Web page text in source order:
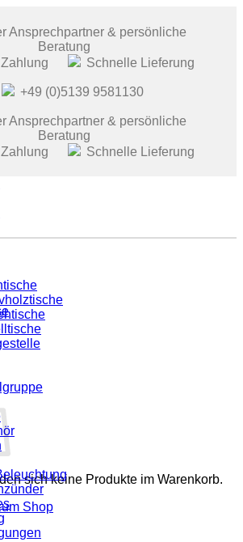
Ansprechpartner & persönliche
Beratung
Schnelle Lieferung
+49 (0)5139 9581130
Ansprechpartner & persönliche
Beratung
Schnelle Lieferung
sich keine Produkte im Warenkorb.
Shop